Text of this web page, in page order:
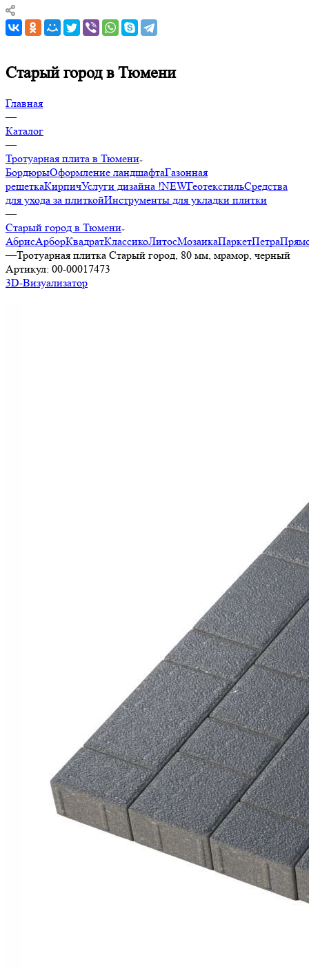
Старый город в Тюмени
Главная
—
Каталог
—
Тротуарная плита в Тюмени
БордюрыОформление ландшафтаГазонная
решеткаКирпичУслуги дизайна !NEWГеотекстильСредства
для ухода за плиткойИнструменты для укладки плитки
—
Старый город в Тюмени
АбрисАрборКвадратКлассикоЛитосМозаикаПаркетПетра
—Тротуарная плитка Старый город, 80 мм, мрамор, черный
Артикул: 00-00017473
3D-Визуализатор